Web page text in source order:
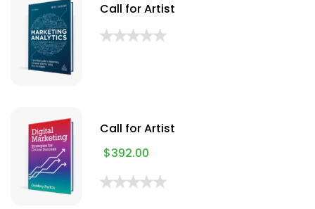
Call for Artist
Call for Artist
$392.00